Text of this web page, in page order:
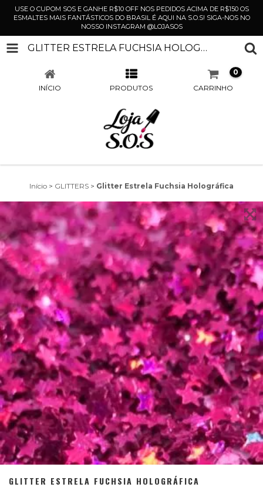
USE O CUPOM SOS E GANHE R$10 OFF NOS PEDIDOS ACIMA DE R$150 OS
ESMALTES MAIS FANTÁSTICOS DO BRASIL É AQUI NA S.O.S! SIGA-NOS NO
NOSSO INSTAGRAM @LOJASOS
GLITTER ESTRELA FUCHSIA HOLOGRÁFICA
INÍCIO PRODUTOS CARRINHO
0
Início > GLITTERS > Glitter Estrela Fuchsia Holográfica
GLITTER ESTRELA FUCHSIA HOLOGRÁFICA